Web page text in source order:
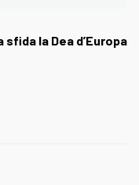
la Dea d’Europa